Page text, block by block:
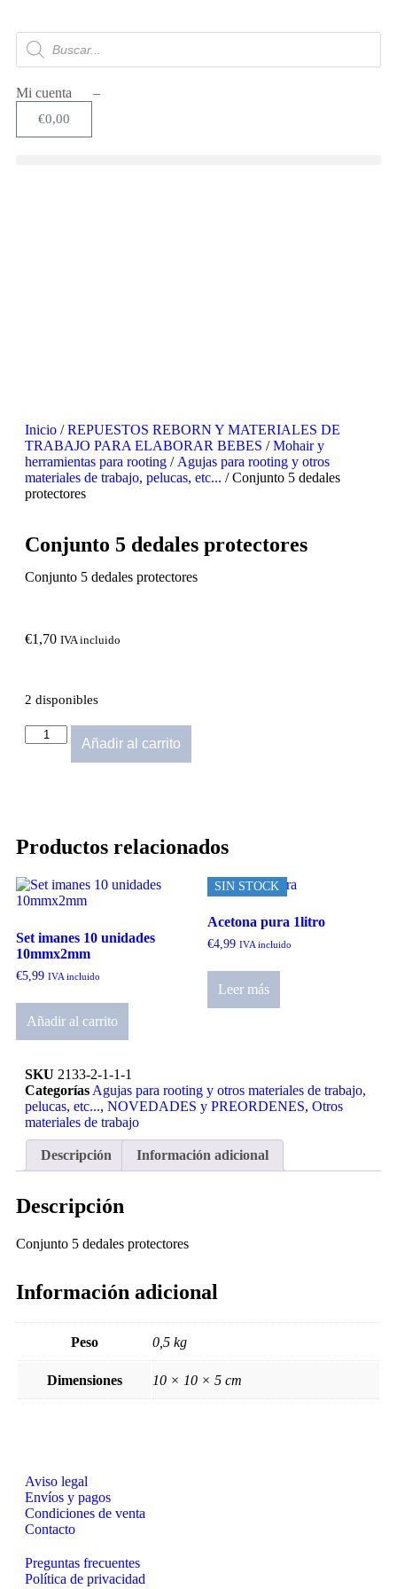
Mi cuenta –
€0,00
Inicio /REPUESTOS REBORN Y MATERIALES DE
TRABAJO PARA ELABORAR BEBES /Mohair y
herramientas para rooting / Agujas para rooting y otros
materiales de trabajo, pelucas, etc... / Conjunto 5 dedales
protectores
Conjunto 5 dedales protectores
Conjunto 5 dedales protectores
€1,70 IVA incluido
2 disponibles
Añadir al carrito
Productos relacionados
Set imanes 10 unidades
10mmx2mm
€5,99 IVA incluido
Añadir al carrito
SIN STOCK
Acetona pura 1litro
€4,99 IVA incluido
Leer más
SKU 2133-2-1-1-1
Categorías Agujas para rooting y otros materiales de trabajo,
pelucas, etc..., NOVEDADES y PREORDENES, Otros
materiales de trabajo
Descripción Información adicional
Descripción
Conjunto 5 dedales protectores
Información adicional
Peso 0,5 kg
Dimensiones 10 × 10 × 5 cm
Aviso legal
Envíos y pagos
Condiciones de venta
Contacto
Preguntas frecuentes
Política de privacidad